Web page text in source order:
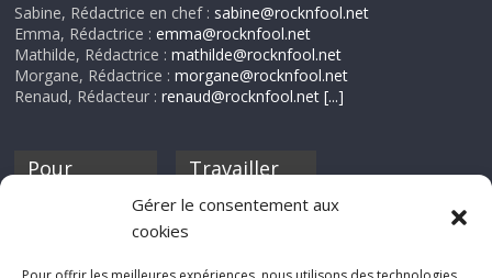
Gérer le consentement aux
cookies
Sabine, Rédactrice en chef : sabine@rocknfool.net
Emma, Rédactrice :emma@rocknfool.net
Mathilde, Rédactrice :mathilde@rocknfool.net
Morgane, Rédactrice :morgane@rocknfool.net
Renaud, Rédacteur :renaud@rocknfool.net [...]
Pour
discothèque
Travailler
Si tu souhaites